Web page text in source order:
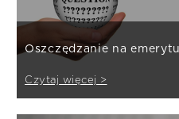
Oszczędzanie na
Czytaj więcej >